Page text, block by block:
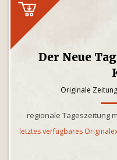
Der Neue
Originale
regionale Tageszeitung
letztes verfügbares